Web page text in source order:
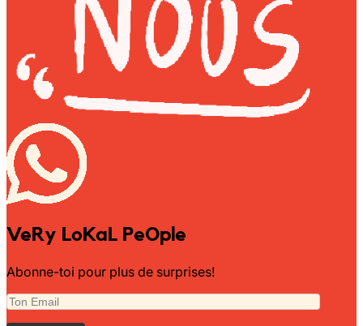
VeRy LoKaL PeOple
Abonne-toi pour plus de surprises!